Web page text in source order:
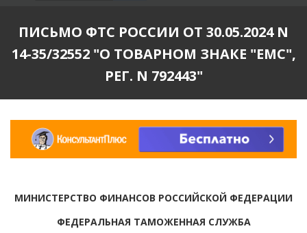
ПИСЬМО ФТС РОССИИ ОТ 30.05.2024 N
14-35/32552 "О ТОВАРНОМ ЗНАКЕ "EMC",
РЕГ. N 792443"
МИНИСТЕРСТВО ФИНАНСОВ РОССИЙСКОЙ ФЕДЕРАЦИИ
ФЕДЕРАЛЬНАЯ ТАМОЖЕННАЯ СЛУЖБА